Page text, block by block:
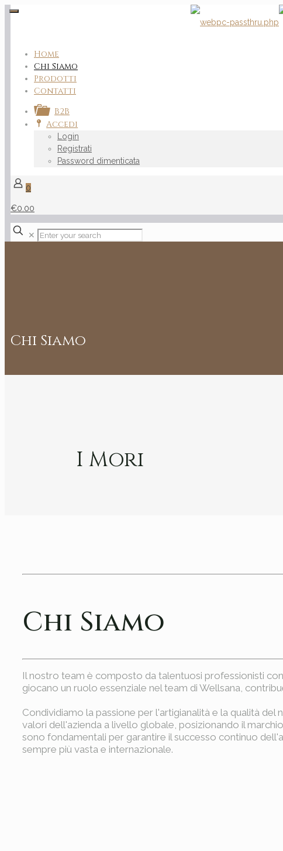
Home
Chi Siamo
Prodotti
Contatti
B2B
Accedi
Login
Registrati
Password dimenticata
0
€0.00
✕
Chi Siamo
I Mori
Chi Siamo
Il nostro team è composto da talentuosi professionisti
giocano un ruolo essenziale nel team di Wellsana,
Condividiamo la passione per l'artigianalità e la qualità
valori dell'azienda a livello globale, posizionando il
sono fondamentali per garantire il successo continuo
sempre più vasta e internazionale.